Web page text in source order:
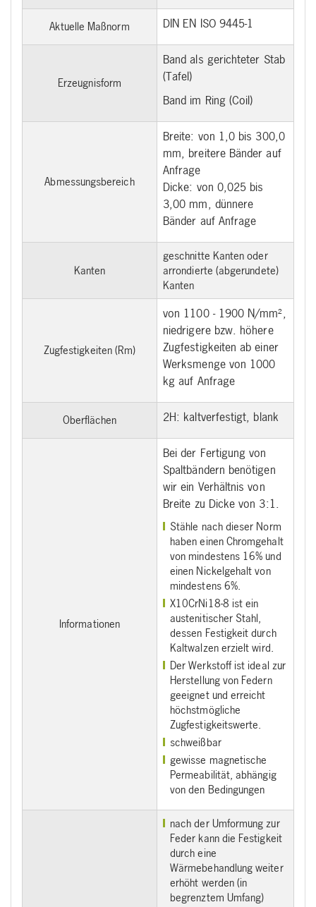
Aktuelle Maßnorm DIN EN ISO 9445-1
Erzeugnisform
Band als gerichteter Stab
(Tafel)
Band im Ring (Coil)
Abmessungsbereich
Breite: von 1,0 bis 300,0
mm, breitere Bänder auf
Anfrage
Dicke: von 0,025 bis
3,00 mm, dünnere
Bänder auf Anfrage
Kanten
geschnitte Kanten oder
arrondierte (abgerundete)
Kanten
Zugfestigkeiten (Rm)
von 1100 - 1900 N/mm²,
niedrigere bzw. höhere
Zugfestigkeiten ab einer
Werksmenge von 1000
kg auf Anfrage
Oberflächen 2H: kaltverfestigt, blank
Informationen
Bei der Fertigung von
Spaltbändern benötigen
wir ein Verhältnis von
Breite zu Dicke von 3:1.
Stähle nach dieser Norm
haben einen Chromgehalt
von mindestens 16% und
einen Nickelgehalt von
mindestens 6%.
X10CrNi18-8 ist ein
austenitischer Stahl,
dessen Festigkeit durch
Kaltwalzen erzielt wird.
Der Werkstoff ist ideal zur
Herstellung von Federn
geeignet und erreicht
höchstmögliche
Zugfestigkeitswerte.
schweißbar
gewisse magnetische
Permeabilität, abhängig
von den Bedingungen
nach der Umformung zur
Feder kann die Festigkeit
durch eine
Wärmebehandlung weiter
erhöht werden (in
begrenztem Umfang)